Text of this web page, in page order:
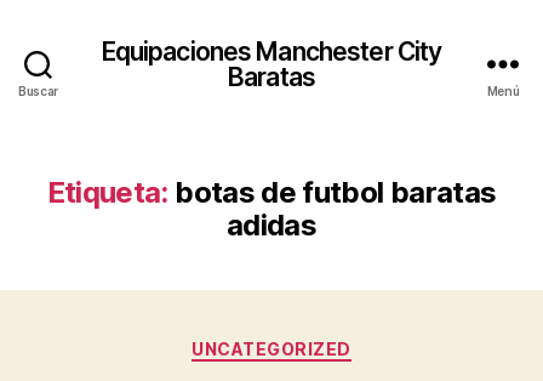
Buscar
Equipaciones Manchester City
Baratas
Menú
Etiqueta: botas de futbol baratas
adidas
Categorías
UNCATEGORIZED